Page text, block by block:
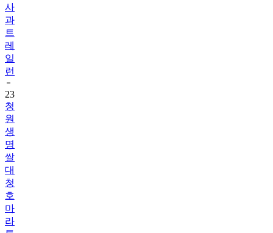
사
과
트
레
일
런
23
청
원
생
명
쌀
대
청
호
마
라